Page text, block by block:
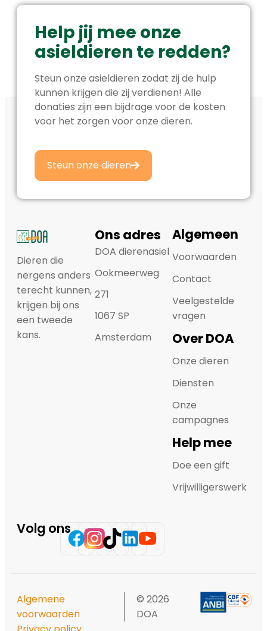
Help jij mee onze
asieldieren te redden?
Steun onze asieldieren zodat zij de hulp
kunnen krijgen die zij verdienen! Alle
donaties zijn een bijdrage voor de kosten
voor het zorgen voor onze dieren.
Steun onze dieren
Dieren die
nergens anders
terecht kunnen,
krijgen bij ons
een tweede
kans.
Ons adres
DOA dierenasiel
Ookmeerweg
271
1067 SP
Amsterdam
Algemeen
Voorwaarden
Contact
Veelgestelde
vragen
Over DOA
Onze dieren
Diensten
Onze
campagnes
Help mee
Doe een gift
Vrijwilligerswerk
Volg ons
© 2026
DOA
Algemene
voorwaarden